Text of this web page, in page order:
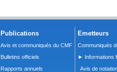
Publications
Avis et communiqués du CMF
Bulletins officiels
Rapports annuels
Emetteurs
Communiqués
► Informations
Avis de